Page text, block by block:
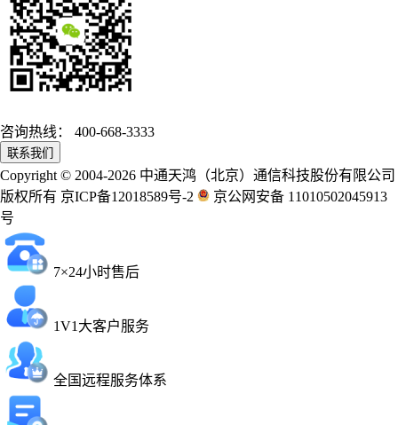
咨询热线： 400-668-3333
联系我们
Copyright © 2004-2026 中通天鸿（北京）通信科技股份有限公司
版权所有 京ICP备12018589号-2
京公网安备 11010502045913
号
7×24小时售后
1V1大客户服务
全国远程服务体系